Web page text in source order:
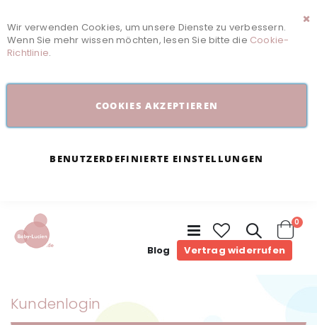
Wir verwenden Cookies, um unsere Dienste zu verbessern.
Wenn Sie mehr wissen möchten, lesen Sie bitte die Cookie-
Richtlinie.
COOKIES AKZEPTIEREN
BENUTZERDEFINIERTE EINSTELLUNGEN
Navigation
umschalten
Blog Vertrag widerrufenCart
0
Kundenlogin